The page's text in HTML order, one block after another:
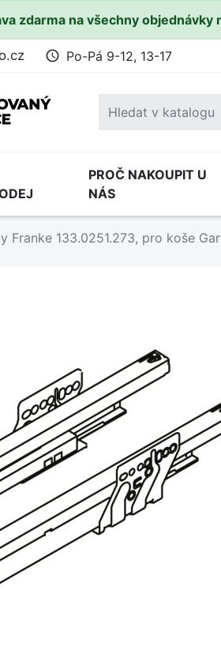
zdarma na všechny objednávky
access_time Po-Pá 9-12, 13-17
PROČ NAKOUPIT U
NÁS
Franke 133.0251.273, pro koše